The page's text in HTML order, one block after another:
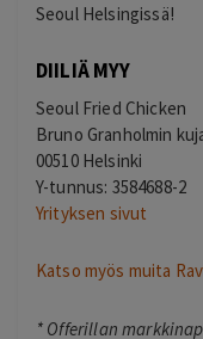
Seoul Helsingissä!
DIILIÄ MYY
Seoul Fried Chicken
Bruno Granholmin
00510 Helsinki
Y-tunnus: 3584688-2
Yrityksen sivut
Katso myös muita
* Offerillan